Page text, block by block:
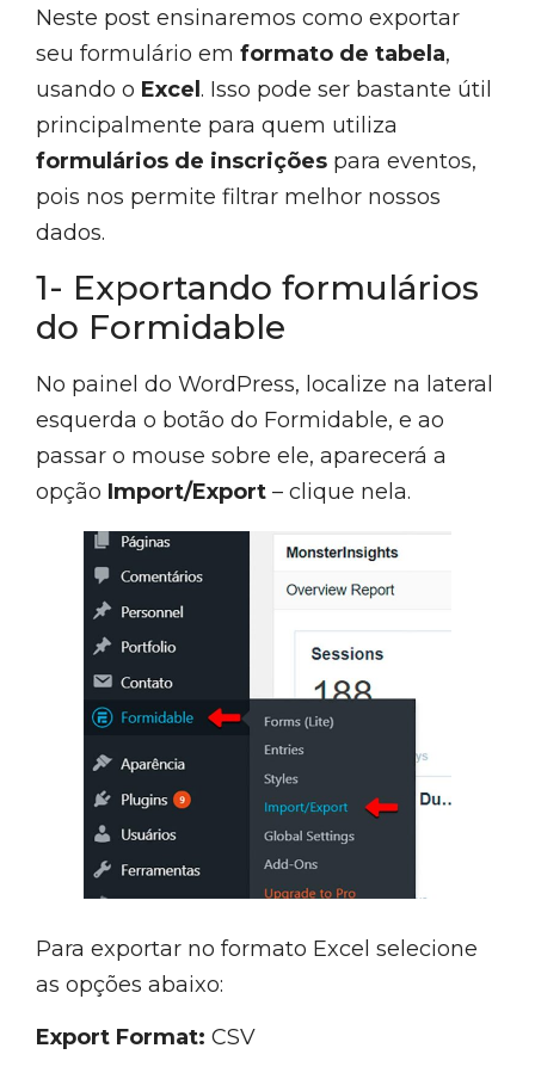
Neste post ensinaremos como exportar
seu formulário em formato de tabela,
usando o Excel . Isso pode ser bastante útil
principalmente para quem utiliza
formulários de inscrições para eventos,
pois nos permite filtrar melhor nossos
dados.
1- Exportando formulários
do Formidable
No painel do WordPress, localize na lateral
esquerda o botão do Formidable, e ao
passar o mouse sobre ele, aparecerá a
opção Import/Export – clique nela.
Para exportar no formato Excel selecione
as opções abaixo:
Export Format: CSV